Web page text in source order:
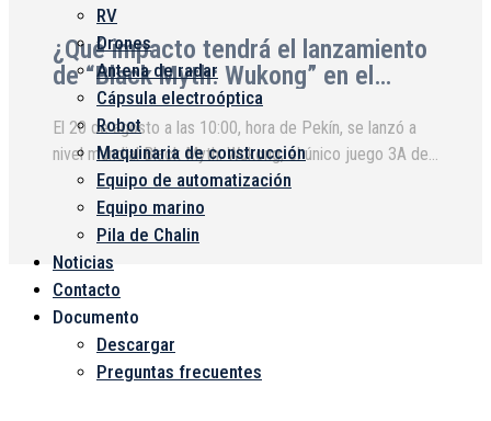
RV
Drones
Antena de radar
Cápsula electroóptica
Robot
Maquinaria de construcción
Equipo de automatización
Equipo marino
Pila de Chalin
Noticias
Contacto
Documento
Descargar
Preguntas frecuentes
¿Qué impacto tendrá el lanzamiento
de “Black Myth: Wukong” en el
mercado de anillos colectores?
El 20 de agosto a las 10:00, hora de Pekín, se lanzó a
nivel mundial Black Myth: Wukong, el único juego 3A de
producción puramente nacional en China. Antes de esto,
tanto las búsquedas en caliente como el mercado de
capitales...